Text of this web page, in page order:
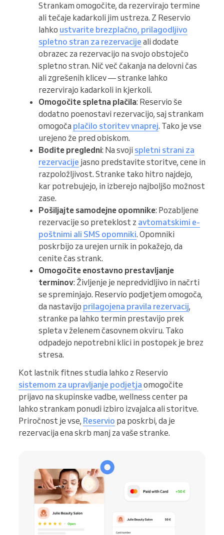
Strankam omogočite, da rezervirajo termine
ali tečaje kadarkoli jim ustreza. Z Reservio
lahko ustvarite brezplačno, prilagodljivo
spletno stran za rezervacije ali dodate
obrazec za rezervacijo na svojo obstoječo
spletno stran. Nič več čakanja na delovni čas
ali zgrešenih klicev — stranke lahko
rezervirajo kadarkoli in kjerkoli.
Omogočite spletna plačila: Reservio še
dodatno poenostavi rezervacijo, saj strankam
omogoča plačilo storitev vnaprej. Tako je vse
urejeno že pred obiskom.
Bodite pregledni: Na svoji spletni strani za
rezervacije jasno predstavite storitve, cene in
razpoložljivost. Stranke tako hitro najdejo,
kar potrebujejo, in izberejo najboljšo možnost
zase.
Pošiljajte samodejne opomnike: Pozabljene
rezervacije so preteklost z avtomatskimi e-
poštnimi ali SMS opomniki. Opomniki
poskrbijo za urejen urnik in pokažejo, da
cenite čas strank.
Omogočite enostavno prestavljanje
terminov: Življenje je nepredvidljivo in načrti
se spreminjajo. Reservio podjetjem omogoča,
da nastavijo prilagojena pravila rezervacij,
stranke pa lahko termin prestavijo prek
spleta v želenem časovnem okviru. Tako
odpadejo nepotrebni klici in postopek je brez
stresa.
Kot lastnik fitnes studia lahko z Reservio
sistemom za upravljanje podjetja omogočite
prijavo na skupinske vadbe, wellness center pa
lahko strankam ponudi izbiro izvajalca ali storitve.
Priročnost je vse, Reservio pa poskrbi, da je
rezervacija ena skrb manj za vaše stranke.